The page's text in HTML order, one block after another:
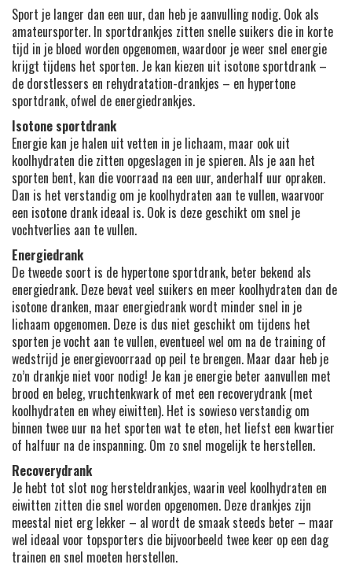
Sport je langer dan een uur, dan heb je aanvulling nodig. Ook als
amateursporter. In sportdrankjes zitten snelle suikers die in korte
tijd in je bloed worden opgenomen, waardoor je weer snel energie
krijgt tijdens het sporten. Je kan kiezen uit isotone sportdrank –
de dorstlessers en rehydratation-drankjes – en hypertone
sportdrank, ofwel de energiedrankjes.
Isotone sportdrank
Energie kan je halen uit vetten in je lichaam, maar ook uit
koolhydraten die zitten opgeslagen in je spieren. Als je aan het
sporten bent, kan die voorraad na een uur, anderhalf uur opraken.
Dan is het verstandig om je koolhydraten aan te vullen, waarvoor
een isotone drank ideaal is. Ook is deze geschikt om snel je
vochtverlies aan te vullen.
Energiedrank
De tweede soort is de hypertone sportdrank, beter bekend als
energiedrank. Deze bevat veel suikers en meer koolhydraten dan de
isotone dranken, maar energiedrank wordt minder snel in je
lichaam opgenomen. Deze is dus niet geschikt om tijdens het
sporten je vocht aan te vullen, eventueel wel om na de training of
wedstrijd je energievoorraad op peil te brengen. Maar daar heb je
zo’n drankje niet voor nodig! Je kan je energie beter aanvullen met
brood en beleg, vruchtenkwark of met een recoverydrank (met
koolhydraten en whey eiwitten). Het is sowieso verstandig om
binnen twee uur na het sporten wat te eten, het liefst een kwartier
of halfuur na de inspanning. Om zo snel mogelijk te herstellen.
Recoverydrank
Je hebt tot slot nog hersteldrankjes, waarin veel koolhydraten en
eiwitten zitten die snel worden opgenomen. Deze drankjes zijn
meestal niet erg lekker – al wordt de smaak steeds beter – maar
wel ideaal voor topsporters die bijvoorbeeld twee keer op een dag
trainen en snel moeten herstellen.